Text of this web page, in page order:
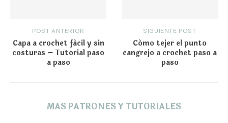
POST ANTERIOR
Capa a crochet fácil y sin
costuras – Tutorial paso
a paso
SIGUIENTE POST
Cómo tejer el punto
cangrejo a crochet paso a
paso
MAS PATRONES Y TUTORIALES